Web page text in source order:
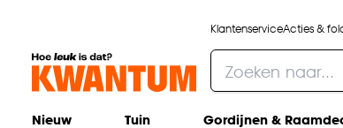
KlantenserviceActies &
Nieuw Tuin Gordijnen &